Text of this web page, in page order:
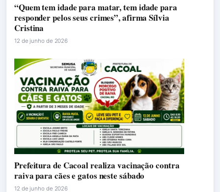
“Quem tem idade para matar, tem idade para
responder pelos seus crimes”, afirma Sílvia
Cristina
12 de junho de 2026
Prefeitura de Cacoal realiza vacinação contra
raiva para cães e gatos neste sábado
12 de junho de 2026